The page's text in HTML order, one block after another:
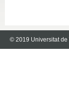
© 2019 Universitat de